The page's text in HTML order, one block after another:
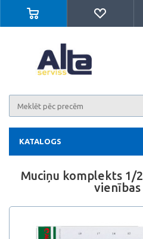
KATALOGS
Muciņu komplekts 1/
vienības